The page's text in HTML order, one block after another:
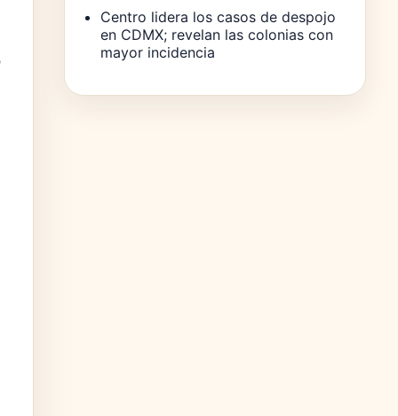
Centro lidera los casos de despojo
en CDMX; revelan las colonias con
mayor incidencia